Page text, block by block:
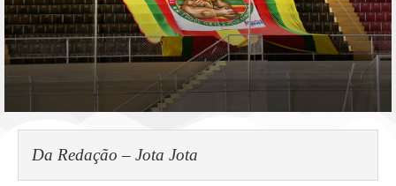
Da Redação – Jota Jota